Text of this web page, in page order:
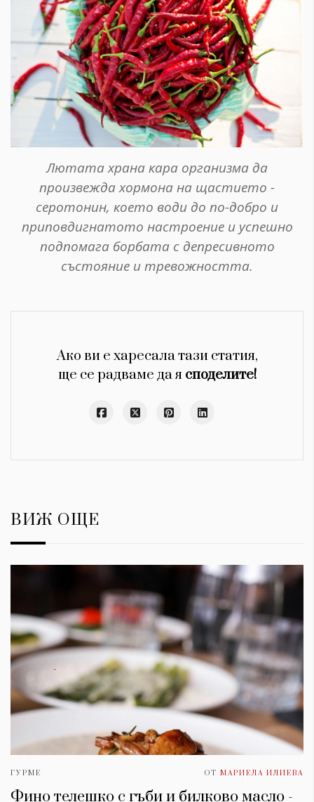
Лютата храна кара организма да
произвежда хормона на щастието -
серотонин, което води до по-добро и
приповдигнатото настроение и успешно
подпомага борбата с депресивното
състояние и тревожността.
Ако ви е харесала тази статия,
ще се радваме да я споделите!
ВИЖ ОЩЕ
ГУРМЕ ОТ МАРИЕЛА ИЛИЕВА
Фино телешко с гъби и билково масло -